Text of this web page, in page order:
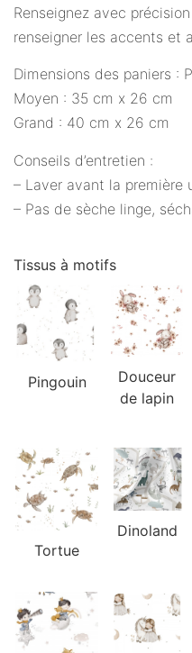
Renseignez avec
renseigner les accents et
Dimensions des paniers :
Moyen : 35 cm x 26 cm
Grand : 40 cm x 26 cm
Conseils d’entretien :
– Laver avant la première
– Pas de sèche linge,
Tissus à motifs
Pingouin
Douceur
de lapin
Tortue
Dinoland